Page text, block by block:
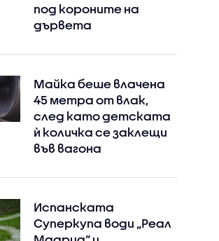
под короните на
дървета
Майка беше влачена
45 метра от влак,
след като детската
ѝ количка се заклещи
във вагона
Испанската
Суперкупа води „Реал